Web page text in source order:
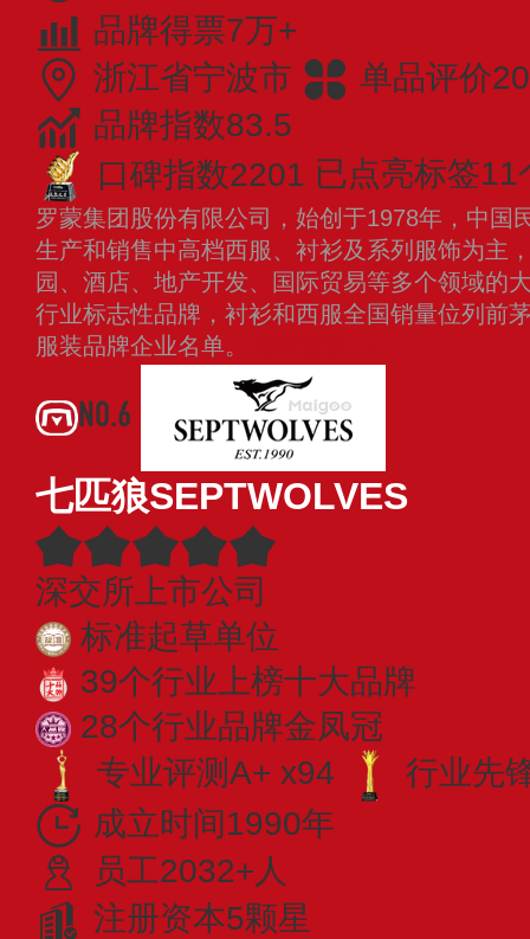
品牌得票7万+
浙江省宁波市
单品评价
品牌指数83.5
口碑指数2201 已点亮标签11
罗蒙集团股份有限公司，始创于1978年，中国
生产和销售中高档西服、衬衫及系列服饰为主
园、酒店、地产开发、国际贸易等多个领域的
行业标志性品牌，衬衫和西服全国销量位列前
服装品牌企业名单。
NO.6
七匹狼SEPTWOLVES
深交所上市公司
标准起草单位
39个行业上榜十大品牌
28个行业品牌金凤冠
专业评测A+ x94
行业先
成立时间1990年
员工2032+人
注册资本5颗星